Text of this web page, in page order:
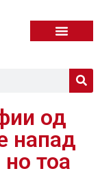
од
напад
тоа